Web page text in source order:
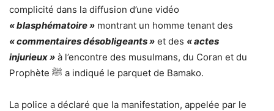
complicité dans la diffusion d’une vidéo
« blasphématoire » montrant un homme tenant des
« commentaires désobligeants » et des « actes
injurieux » à l’encontre des musulmans, du Coran et du
Prophète ﷺ a indiqué le parquet de Bamako.
La police a déclaré que la manifestation, appelée par le